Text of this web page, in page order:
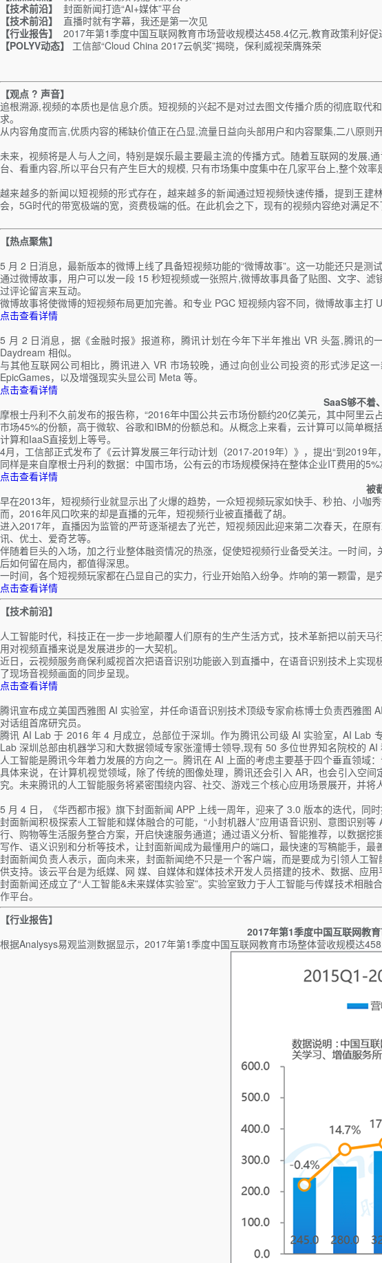
【技术前沿】
封面新闻打造“AI+媒体”平台
【技术前沿】
直播时就有字幕，我还是第一次见
【行业报告】
2017年第1季度中国互联网教育市场营收规模达458.4亿元,教育政策利好
【POLYV动态】
工信部“Cloud China 2017云帆奖”揭晓，保利威视荣膺殊荣
【观点 ? 声音】
追根溯源,视频的本质也是信息介质。短视频的兴起不是对过去图文传播介质的彻底取
求。
从内容角度而言,优质内容的稀缺价值正在凸显,流量日益向头部用户和内容聚集,二八原则
未来，视频将是人与人之间，特别是娱乐最主要最主流的传播方式。随着互联网的发展
台、看重内容,所以平台只有产生巨大的规模, 只有市场集中度集中在几家平台上,整个效率
越来越多的新闻以短视频的形式存在，越来越多的新闻通过短视频快速传播，提到王
会，5G时代的带宽极端的宽，资费极端的低。在此机会之下，现有的视频内容绝对满足不
【热点聚焦】
5 月 2 日消息，最新版本的微博上线了具备短视频功能的“微博故事”。这一功能还只是测
通过微博故事，用户可以发一段 15 秒短视频或一张照片,微博故事具备了贴图、文字、
过评论留言来互动。
微博故事将使微博的短视频布局更加完善。和专业 PGC 短视频内容不同，微博故事主打
点击查看详情
5 月 2 日消息，据《金融时报》报道称，腾讯计划在今年下半年推出 VR 头盔,腾讯
Daydream 相似。
与其他互联网公司相比，腾讯进入 VR 市场较晚，通过向创业公司投资的形式涉足这
EpicGames，以及增强现实头显公司 Meta 等。
点击查看详情
SaaS够不着
摩根士丹利不久前发布的报告称，“2016年中国公共云市场份额约20亿美元，其中阿里
市场45%的份额，高于微软、谷歌和IBM的份额总和。从概念上来看，云计算可以简单
计算和IaaS直接划上等号。
4月，工信部正式发布了《云计算发展三年行动计划（2017-2019年）》，提出“到2019
同样是来自摩根士丹利的数据：中国市场，公有云的市场规模保持在整体企业IT费用的
点击查看详情
被
早在2013年，短视频行业就显示出了火爆的趋势，一众短视频玩家如快手、秒拍、小
而，2016年风口吹来的却是直播的元年，短视频行业被直播截了胡。
进入2017年，直播因为监管的严苛逐渐褪去了光芒，短视频因此迎来第二次春天，在
讯、优土、爱奇艺等。
伴随着巨头的入场，加之行业整体融资情况的热涨，促使短视频行业备受关注。一时间
后如何留在局内，都值得深思。
一时间，各个短视频玩家都在凸显自己的实力，行业开始陷入纷争。炸响的第一颗雷，是
点击查看详情
【技术前沿】
人工智能时代，科技正在一步一步地颠覆人们原有的生产生活方式，技术革新把以前天
用对视频直播来说是发展进步的一大契机。
近日，云视频服务商保利威视首次把语音识别功能嵌入到直播中，在语音识别技术上实
了现场音视频画面的同步呈现。
点击查看详情
腾讯宣布成立美国西雅图 AI 实验室，并任命语音识别技术顶级专家俞栋博士负责西雅
对话组首席研究员。
腾讯 AI Lab 于 2016 年 4 月成立，总部位于深圳。作为腾讯公司级 AI 实验室，AI Lab
Lab 深圳总部由机器学习和大数据领域专家张潼博士领导,现有 50 多位世界知名院校的 AI
人工智能是腾讯今年着力发展的方向之一。腾讯在 AI 上面的考虑主要基于四个垂直领域
具体来说，在计算机视觉领域，除了传统的图像处理，腾讯还会引入 AR，也会引入空
究。未来腾讯的人工智能服务将紧密围绕内容、社交、游戏三个核心应用场景展开，并将
5 月 4 日，《华西都市报》旗下封面新闻 APP 上线一周年，迎来了 3.0 版本的迭代，同时
封面新闻积极探索人工智能和媒体融合的可能，“小封机器人”应用语音识别、意图识别
行、购物等生活服务整合方案，开启快速服务通道；通过语义分析、智能推荐，以数据
写作、语义识别和分析等技术，让封面新闻成为最懂用户的端口，最快速的写稿能手，最
封面新闻负责人表示，面向未来，封面新闻绝不只是一个客户端，而是要成为引领人
供支持。该云平台是为纸媒、网 媒、自媒体和媒体技术开发人员搭建的技术、数据、应
封面新闻还成立了“人工智能&未来媒体实验室”。实验室致力于人工智能与传媒技术相
作平台。
【行业报告】
2017年第1季度中国互联网教
根据Analysys易观监测数据显示，2017年第1季度中国互联网教育市场整体营收规模达